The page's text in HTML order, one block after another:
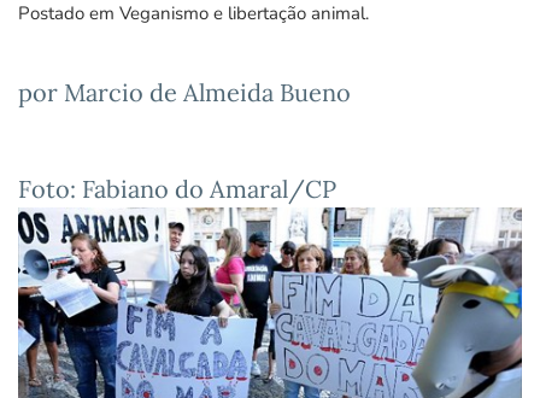
Postado em Veganismo e libertação animal.
por Marcio de Almeida Bueno
Foto: Fabiano do Amaral/CP